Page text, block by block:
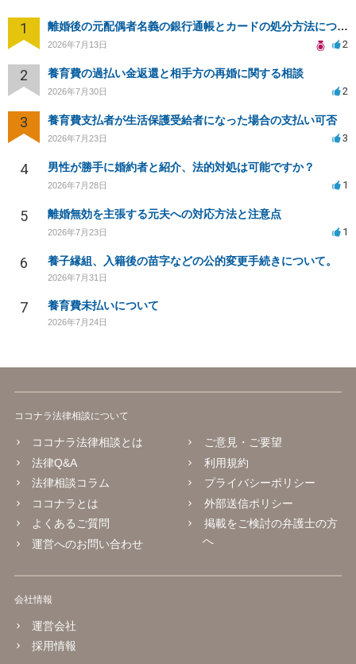
1 離婚後の元配偶者名義の銀行通帳とカードの処分方法について
2026年7月13日 2
2 養育費の過払い金返還と相手方の再婚に関する相談
2026年7月30日 2
3 養育費支払者が生活保護受給者になった場合の支払い可否
2026年7月23日 3
4 男性が勝手に婚約者と紹介、法的対処は可能ですか？
2026年7月28日 1
5 離婚無効を主張する元夫への対応方法と注意点
2026年7月23日 1
6 養子縁組、入籍後の苗字などの公的変更手続きについて。
2026年7月31日
7 養育費未払いについて
2026年7月24日
ココナラ法律相談について
ココナラ法律相談とは
法律Q&A
法律相談コラム
ココナラとは
よくあるご質問
運営へのお問い合わせ
ご意見・ご要望
利用規約
プライバシーポリシー
外部送信ポリシー
掲載をご検討の弁護士の方
へ
会社情報
運営会社
採用情報